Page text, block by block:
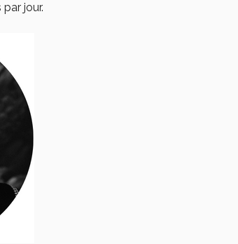
jour.